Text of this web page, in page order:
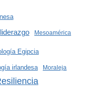
liderazgo Mesoamérica
Egipcia
irlandesa Moraleja